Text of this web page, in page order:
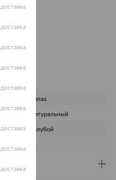
Голубой
Топаз
Натуральный
Голубой
доставка
доставка
доставка
доставка
доставка
доставка
доставка
доставка
доставка